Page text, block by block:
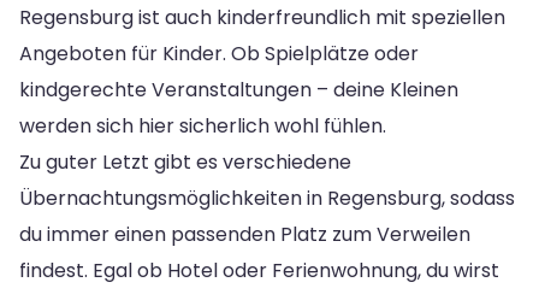
Regensburg ist auch kinderfreundlich mit speziellen
Angeboten für Kinder. Ob Spielplätze oder
kindgerechte Veranstaltungen – deine Kleinen
werden sich hier sicherlich wohl fühlen.
Zu guter Letzt gibt es verschiedene
Übernachtungsmöglichkeiten in Regensburg, sodass
du immer einen passenden Platz zum Verweilen
findest. Egal ob Hotel oder Ferienwohnung, du wirst